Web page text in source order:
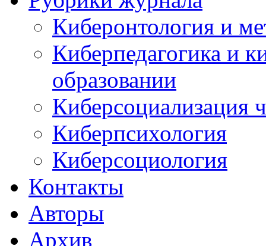
Киберонтология и
Киберпедагогика и
образовании
Киберсоциализация
Киберпсихология
Киберсоциология
Контакты
Авторы
Архив